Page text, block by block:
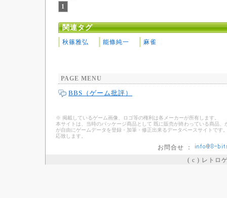
1
関連タグ
秋篠雅弘 能條純一 麻雀
PAGE MENU
BBS（ゲーム批評）
※ 掲載しているゲーム画像、ロゴ等の権利は各メーカーが所有します。
本サイトは、当時のパッケージ商品として 既に販売が終わっている商品
が自由にゲームデータを登録・加筆・修正出来るデータベースサイトで
応致します。
お問合せ ：
( c ) レトロ